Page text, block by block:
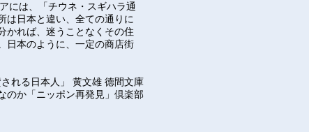
には、「チウネ・スギハラ通
は日本と違い、全ての通りに
かれば、迷うことなくその住
日本のように、一定の商店街
される日本人」 黄文雄 徳間文庫
のか「ニッポン再発見」倶楽部